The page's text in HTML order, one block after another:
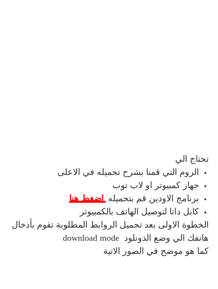
تحتاج الي
الروم التي قمنا بشرح تحميله في الاعلى
جهاز كمبيوتر او لاب توب
برنامج الاودين قم بتحميله اضغط هنا
كابل داتا لتوصيل الهاتف بالكمبيوتر
الخطوة الاولى بعد تحميل الروابط المطلوبة تقوم بأدخال
هاتفك الي وضع الدونلود download mode
كما هو موضح في الصور الاتية